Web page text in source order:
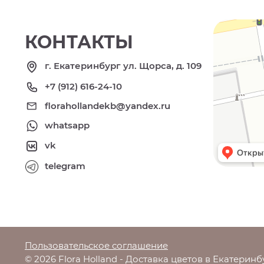
КОНТАКТЫ
г. Екатеринбург ул. Щорса, д. 109
+7 (912) 616-24-10
florahollandekb@yandex.ru
whatsapp
vk
telegram
Пользовательское соглашение
© 2026 Flora Holland - Доставка цветов в